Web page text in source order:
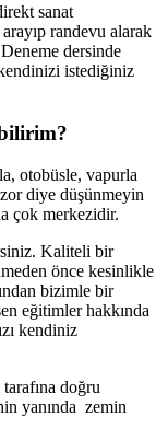
sanat
randevu alarak
dersinde
istediğiniz
otobüsle, vapurla
zor diye düşünmeyin
çok merkezidir.
Kaliteli bir
önce kesinlikle
bizimle bir
eğitimler hakkında
kendiniz
doğru
yanında zemin